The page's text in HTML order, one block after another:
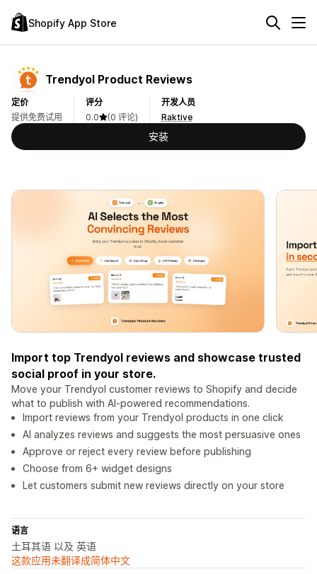
Shopify App Store
Trendyol Product Reviews
定价
提供免费试用
评分
0.0
(0 评论)
开发人员
Raktive
安装
Import top Trendyol reviews and showcase trusted
social proof in your store.
Move your Trendyol customer reviews to Shopify and decide
what to publish with AI-powered recommendations.
Import reviews from your Trendyol products in one click
AI analyzes reviews and suggests the most persuasive ones
Approve or reject every review before publishing
Choose from 6+ widget designs
Let customers submit new reviews directly on your store
语言
土耳其语 以及 英语
这款应用未翻译成简体中文